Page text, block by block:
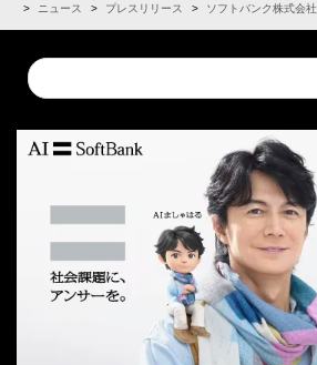
ニュース プレスリリース ソフトバンク株式会社
Conduct
a